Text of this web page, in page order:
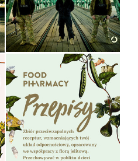
44,90 ZŁ
FOOD PHARMACY.
PRZEPISY
LINA NERTBY AURELL, MIA
CLASE